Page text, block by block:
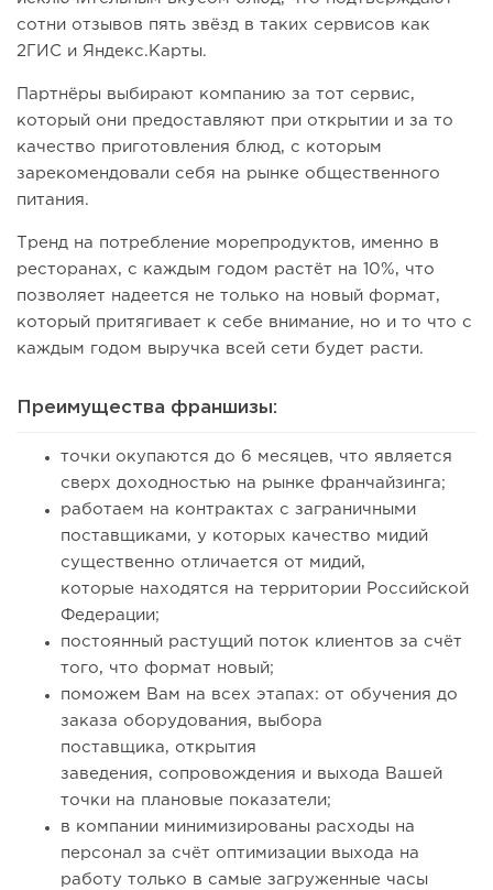
сотни отзывов пять звёзд в таких сервисов как
2ГИС и Яндекс.Карты.
Партнёры выбирают компанию за тот сервис,
который они предоставляют при открытии и за то
качество приготовления блюд, с которым
зарекомендовали себя на рынке общественного
питания.
Тренд на потребление морепродуктов, именно в
ресторанах, с каждым годом растёт на 10%, что
позволяет надеется не только на новый формат,
который притягивает к себе внимание, но и то что с
каждым годом выручка всей сети будет расти.
Преимущества франшизы:
точки окупаются до 6 месяцев, что является
сверх доходностью на рынке франчайзинга;
работаем на контрактах с заграничными
поставщиками, у которых качество мидий
существенно отличается от мидий,
которые находятся на территории Российской
Федерации;
постоянный растущий поток клиентов за счёт
того, что формат новый;
поможем Вам на всех этапах: от обучения до
заказа оборудования, выбора
поставщика, открытия
заведения, сопровождения и выхода Вашей
точки на плановые показатели;
в компании минимизированы расходы на
персонал за счёт оптимизации выхода на
работу только в самые загруженные часы